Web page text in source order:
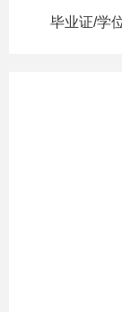
毕业证/学